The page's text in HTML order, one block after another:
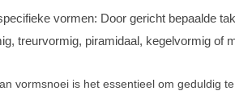
vormen: Door gericht bepaalde
treurvormig, piramidaal, kegelvormig of
vormsnoei is het essentieel om geduldig